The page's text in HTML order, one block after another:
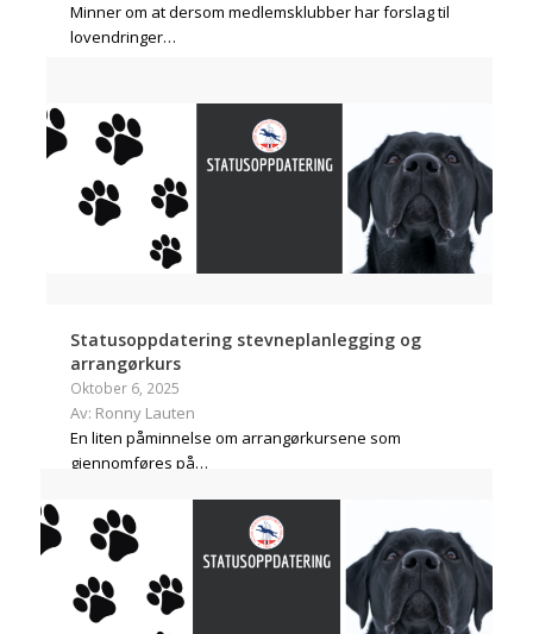
Minner om at dersom medlemsklubber har forslag til
lovendringer…
Statusoppdatering stevneplanlegging og
arrangørkurs
Oktober 6, 2025
Av: Ronny Lauten
En liten påminnelse om arrangørkursene som
gjennomføres på…